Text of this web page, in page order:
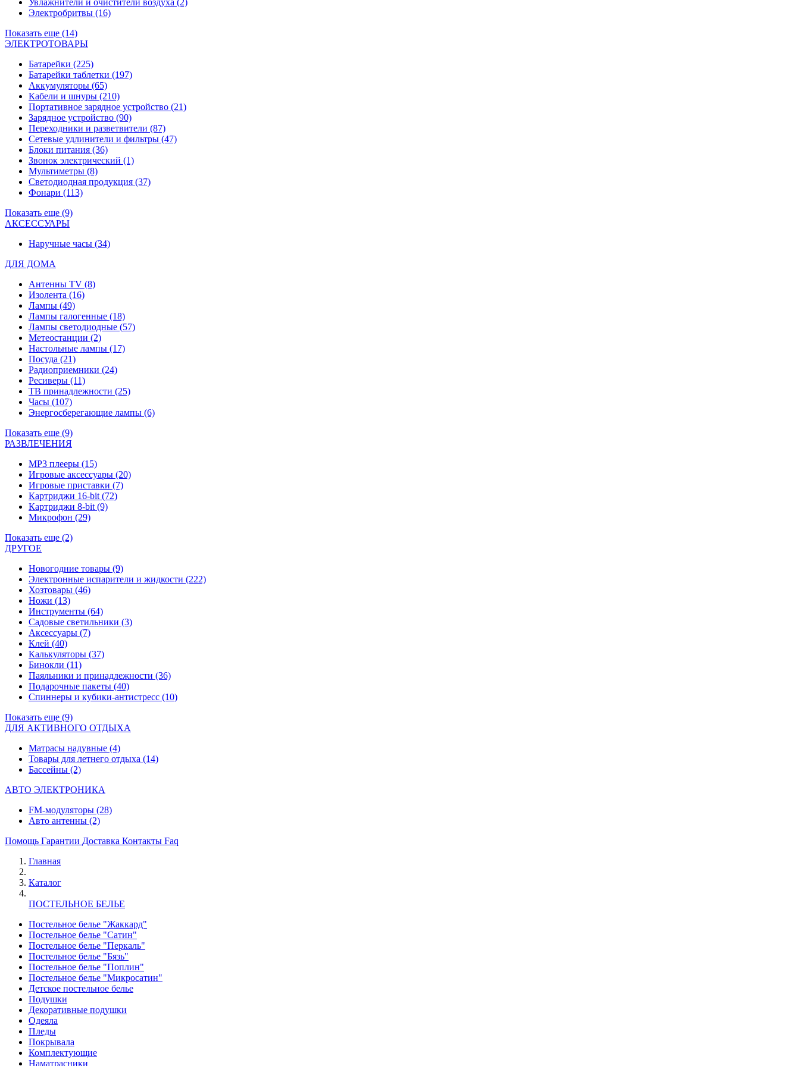
Увлажнители и очистители воздуха (2)
Электробритвы (16)
Показать еще (14)
ЭЛЕКТРОТОВАРЫ
Батарейки (225)
Батарейки таблетки (197)
Аккумуляторы (65)
Кабели и шнуры (210)
Портативное зарядное устройство (21)
Зарядное устройство (90)
Переходники и разветвители (87)
Сетевые удлинители и фильтры (47)
Блоки питания (36)
Звонок электрический (1)
Мультиметры (8)
Светодиодная продукция (37)
Фонари (113)
Показать еще (9)
АКСЕССУАРЫ
Наручные часы (34)
ДЛЯ ДОМА
Антенны TV (8)
Изолента (16)
Лампы (49)
Лампы галогенные (18)
Лампы светодиодные (57)
Метеостанции (2)
Настольные лампы (17)
Посуда (21)
Радиоприемники (24)
Ресиверы (11)
ТВ принадлежности (25)
Часы (107)
Энергосберегающие лампы (6)
Показать еще (9)
РАЗВЛЕЧЕНИЯ
MP3 плееры (15)
Игровые аксессуары (20)
Игровые приставки (7)
Картриджи 16-bit (72)
Картриджи 8-bit (9)
Микрофон (29)
Показать еще (2)
ДРУГОЕ
Новогодние товары (9)
Электронные испарители и жидкости (222)
Хозтовары (46)
Ножи (13)
Инструменты (64)
Садовые светильники (3)
Аксессуары (7)
Клей (40)
Калькуляторы (37)
Бинокли (11)
Паяльники и принадлежности (36)
Подарочные пакеты (40)
Спиннеры и кубики-антистресс (10)
Показать еще (9)
ДЛЯ АКТИВНОГО ОТДЫХА
Матрасы надувные (4)
Товары для летнего отдыха (14)
Бассейны (2)
АВТО ЭЛЕКТРОНИКА
FM-модуляторы (28)
Авто антенны (2)
Помощь Гарантии Доставка Контакты Faq
Главная
Каталог
ПОСТЕЛЬНОЕ БЕЛЬЕ
Постельное белье "Жаккард"
Постельное белье "Сатин"
Постельное белье "Перкаль"
Постельное белье "Бязь"
Постельное белье "Поплин"
Постельное белье "Микросатин"
Детское постельное белье
Подушки
Декоративные подушки
Одеяла
Пледы
Покрывала
Комплектующие
Наматрасники